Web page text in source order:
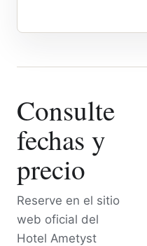
Consulte
fechas y
precio
Reserve en el sitio
web oficial del
Hotel Ametyst